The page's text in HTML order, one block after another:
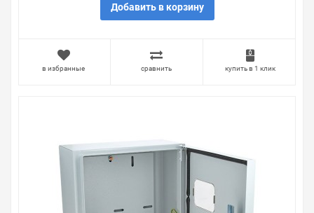
Обращаем Ваше внимание, что размещенная на
является офертой, наличие и стоимость оборудования
необходимо уточнить у менеджеров, которые с
удовольствием помогут Вам в выборе оборудования и
Цена на Щит учетный ЩУ-3/1-0 (ЩУРН-3/12)
(540x310x165) 12 модулей IP54 EKF Basic , у нас всегда
одни из лучших. Сравните с прайсом в других
магазинах, и вы поймете, что у нас оптимальное
Добавить в корзину
в избранные сравнить купить в 1 клик